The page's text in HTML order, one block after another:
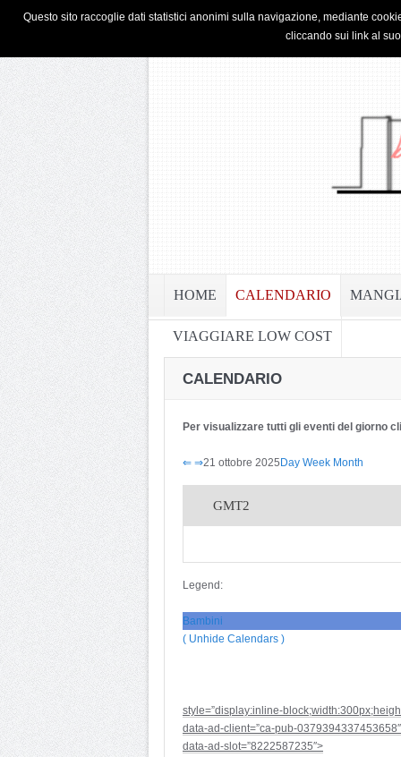
HOME PRIVACY & COOKIE POLICY
HOME CALENDARIO
VIAGGIARE LOW COST
CALENDARIO
Per visualizzare tutti gli eventi del giorno
⇐ ⇒21 ottobre 2025 Day Week Month
GMT2
Legend:
Bambini
( Unhide Calendars )
style=”display:inline-
data-ad-client=”ca-pub-0379394337453658″
data-ad-slot=”8222587235″>
Questo sito raccoglie dati statistici anonimi sulla navigazione, mediante
cliccando sui link al